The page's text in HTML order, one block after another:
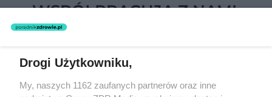
WSPÓŁPRACUJĄ Z NAMI:
Drogi Użytkowniku,
My, naszych 1162 zaufanych partnerów oraz inne